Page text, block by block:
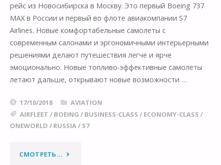
рейс из Новосибирска в Москву. Это первый Boeing 737
MAX в России и первый во флоте авиакомпании S7
Airlines. Новые комфортабельные самолеты с
современным салонами и эргономичными интерьерными
решениями делают путешествия легче и ярче
эмоционально. Новые топливо-эффективные самолеты
летают дальше, открывают новые возможности …
17/10/2018
AVIATION
AIRFLEET / BOEING / BUSINESS-CLASS / ECONOMY-CLASS /
ONEWORLD / RUSSIA/ S7
СМОТРЕТЬ... "ПЕРВЫЙ